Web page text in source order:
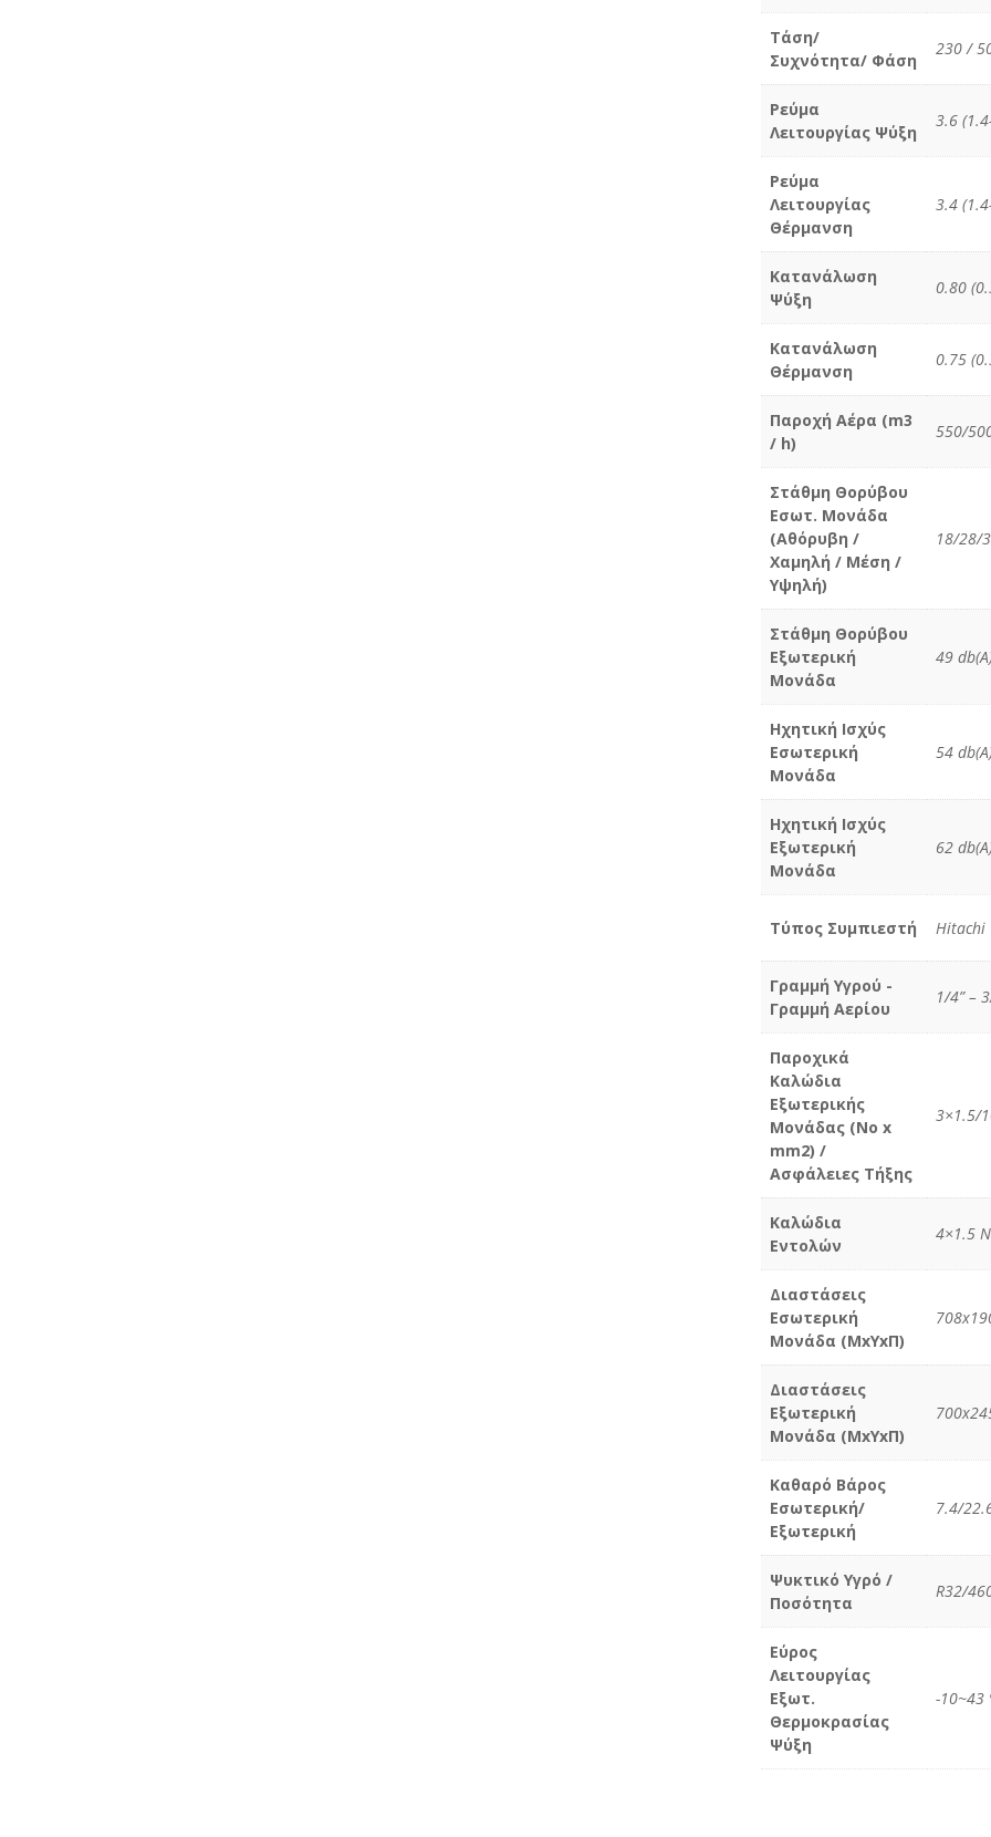
Τάση/
Συχνότητα/ Φάση
230 /
Ρεύμα
Λειτουργίας Ψύξη
3.6
Ρεύμα
Λειτουργίας
Θέρμανση
3.4
Κατανάλωση
Ψύξη
0.80
Κατανάλωση
Θέρμανση
0.75
Παροχή Αέρα (m3
/ h)
550/
Στάθμη Θορύβου
Εσωτ. Μονάδα
(Αθόρυβη /
Χαμηλή / Μέση /
Υψηλή)
18/28/
Στάθμη Θορύβου
Εξωτερική
Μονάδα
49
Ηχητική Ισχύς
Εσωτερική
Μονάδα
54
Ηχητική Ισχύς
Εξωτερική
Μονάδα
62
Τύπος Συμπιεστή Hitachi
Γραμμή Υγρού -
Γραμμή Αερίου
1/4” –
Παροχικά
Καλώδια
Εξωτερικής
Μονάδας (No x
mm2) /
Ασφάλειες Τήξης
3×1.5/
Καλώδια
Εντολών
4×1.5
Διαστάσεις
Εσωτερική
Μονάδα (MxYxΠ)
Διαστάσεις
Εξωτερική
Μονάδα (MxYxΠ)
Καθαρό Βάρος
Εσωτερική/
Εξωτερική
7.4/
Ψυκτικό Υγρό /
Ποσότητα
R32/
Εύρος
Λειτουργίας
Εξωτ.
Θερμοκρασίας
Ψύξη
-10~43